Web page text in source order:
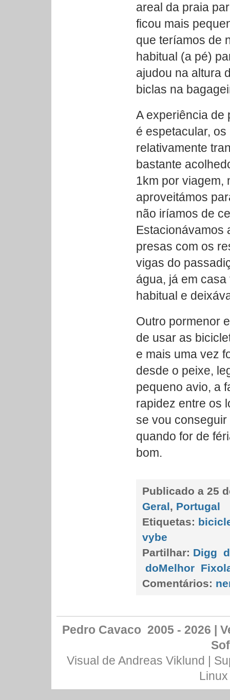
areal da praia
ficou mais
que teríamos de
habitual (a pé)
ajudou na altura
biclas na
A experiência de
é espetacular,
relativamente
bastante
1km por viagem,
aproveitámos
não iríamos de
Estacionávamos
presas com os
vigas do
água, já em
habitual e
Outro pormenor
de usar as
e mais uma vez
desde o peixe,
pequeno avio, a
rapidez entre os
se vou
quando for de
bom.
Publicado a 25
Geral, Portugal
Etiquetas:
vybe
Partilhar: Digg
doMelhor
Comentários:
Pedro Cavaco 2005 - 2026 |
Visual de Andreas Viklund |
Linux